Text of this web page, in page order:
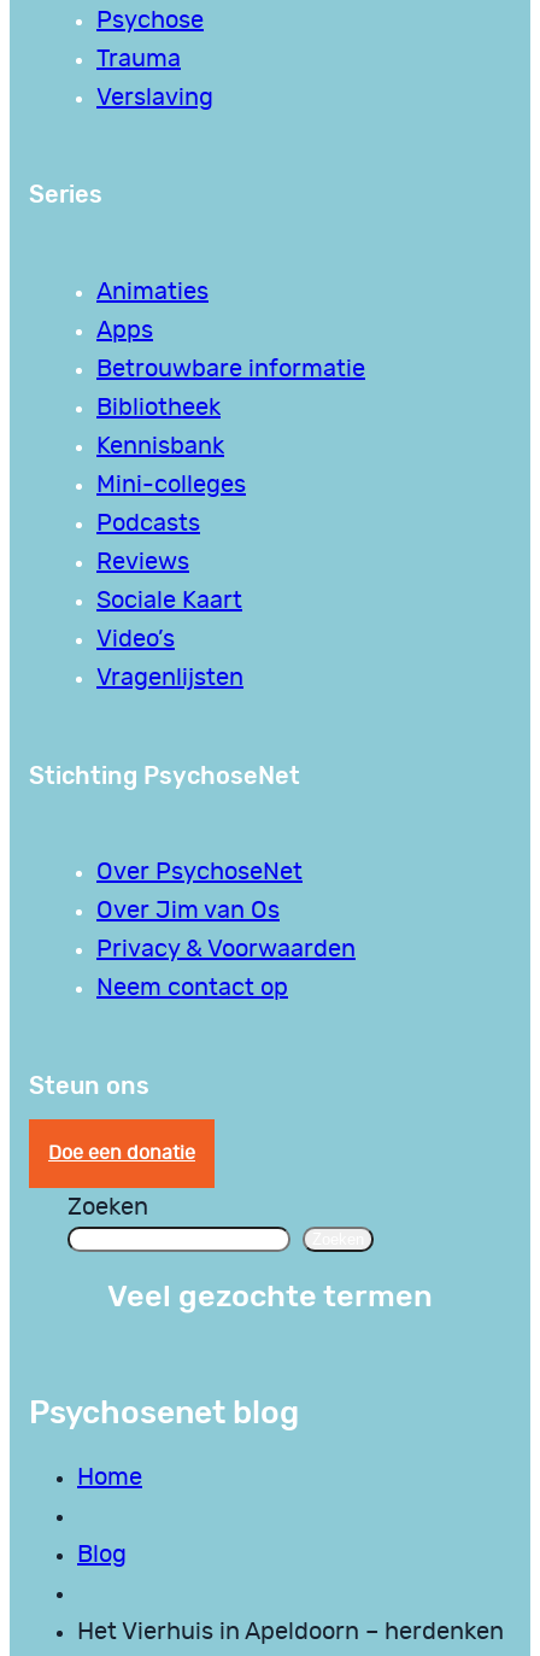
Psychose
Trauma
Verslaving
Series
Animaties
Apps
Betrouwbare informatie
Bibliotheek
Kennisbank
Mini-colleges
Podcasts
Reviews
Sociale Kaart
Video’s
Vragenlijsten
Stichting PsychoseNet
Over PsychoseNet
Over Jim van Os
Privacy & Voorwaarden
Neem contact op
Steun ons
Doe een donatie
Zoeken
Veel gezochte termen
Psychosenet blog
Home
Blog
Het Vierhuis in Apeldoorn – herdenken